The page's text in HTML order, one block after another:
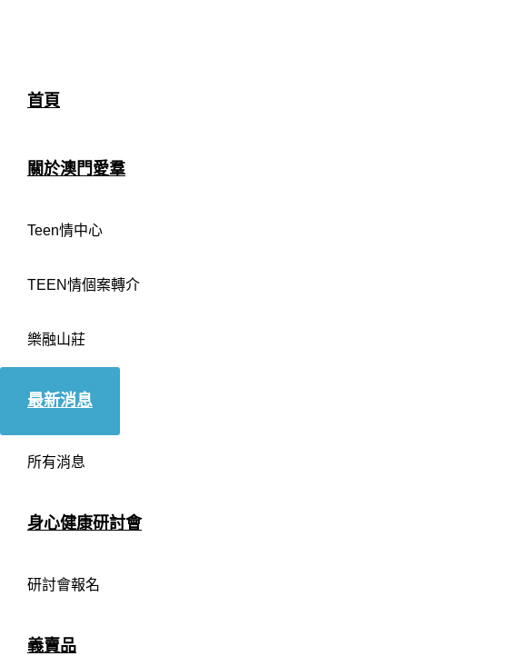
首頁
關於澳門愛羣
Teen情中心
TEEN情個案轉介
樂融山莊
最新消息
所有消息
身心健康研討會
研討會報名
義賣品